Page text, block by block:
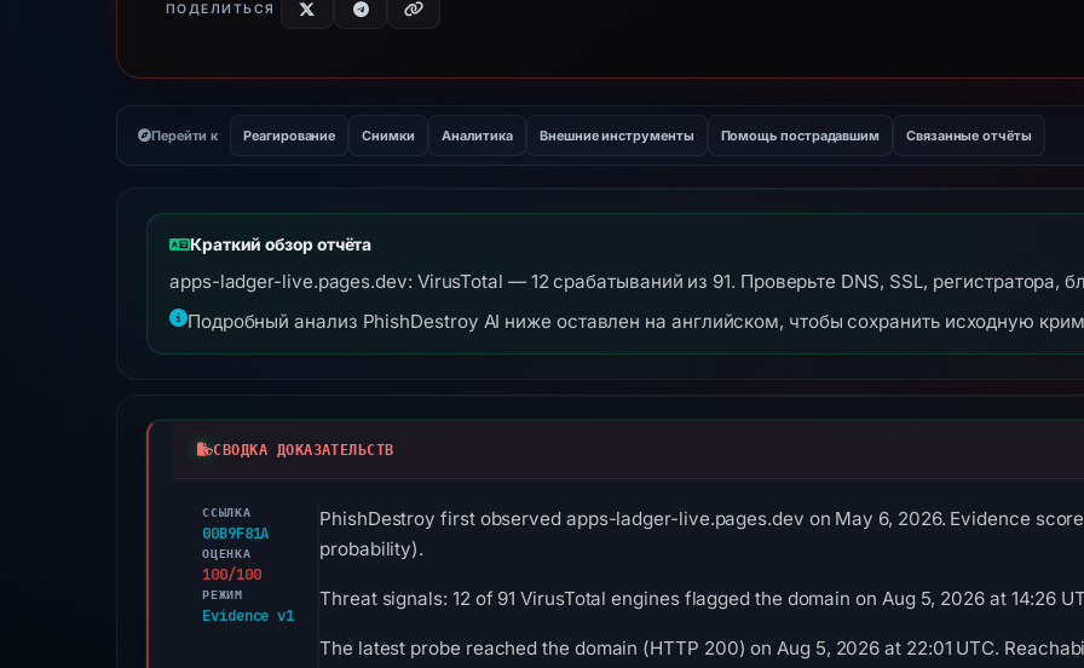
ПОДЕЛИТЬСЯ
Перейти к Реагирование Снимки Аналитика Внешние инструменты Помощь пострадавшим Связанные отчёты
Краткий обзор отчёта
apps-ladger-live.pages.dev: VirusTotal — 12 срабатываний из 91. Проверьте DNS, SSL, регистратора,
Подробный анализ PhishDestroy AI ниже оставлен на английском, чтобы сохранить исходную
СВОДКА ДОКАЗАТЕЛЬСТВ
ССЫЛКА
00B9F81A
ОЦЕНКА
100/100
РЕЖИМ
Evidence v1
PhishDestroy first observed apps-ladger-live.pages.dev on May 6, 2026. Evidence
probability).
Threat signals: 12 of 91 VirusTotal engines flagged the domain on Aug 5, 2026 at 14:26
The latest probe reached the domain (HTTP 200) on Aug 5, 2026 at 22:01 UTC.